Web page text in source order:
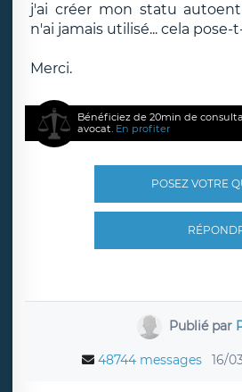
j'ai créer mon statu
n'ai jamais utilisé... cela
Merci.
Bénéficiez de 20min de
avocat. En profiter
POSEZ VOTRE
Publié par
48744 messages 16/